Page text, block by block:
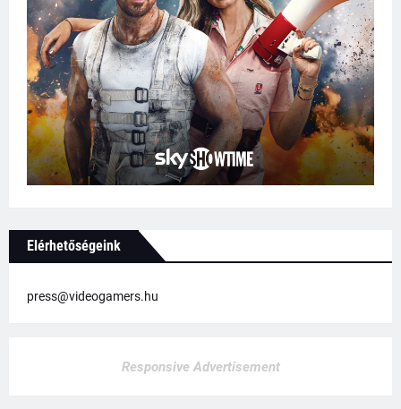
Elérhetőségeink
press@videogamers.hu
Responsive Advertisement